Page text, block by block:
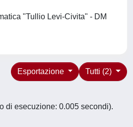
"Tullio Levi-Civita" - DM
Tutti (2)
Esportazione
di esecuzione: 0.005 secondi).